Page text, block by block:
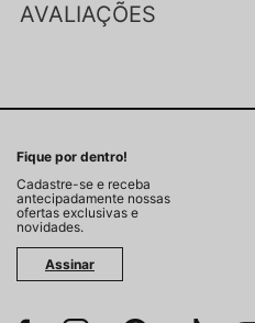
AVALIAÇÕES
Fique por dentro!
Cadastre-se e receba
antecipadamente nossas
ofertas exclusivas e
novidades.
Assinar